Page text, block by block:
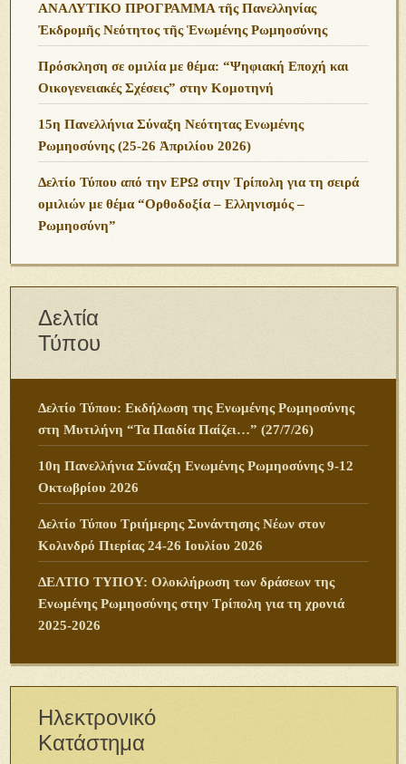
ΑΝΑΛΥΤΙΚΟ ΠΡΟΓΡΑΜΜΑ τῆς Πανελληνίας
Ἐκδρομῆς Νεότητος τῆς Ἑνωμένης Ρωμηοσύνης
Πρόσκληση σε ομιλία με θέμα: “Ψηφιακή Εποχή και
Οικογενειακές Σχέσεις” στην Κομοτηνή
15η Πανελλήνια Σύναξη Νεότητας Ενωμένης
Ρωμηοσύνης (25-26 Ἀπριλίου 2026)
Δελτίο Τύπου από την ΕΡΩ στην Τρίπολη για τη σειρά
ομιλιών με θέμα “Ορθοδοξία – Ελληνισμός –
Ρωμηοσύνη”
Δελτία
Τύπου
Δελτίο Τύπου: Εκδήλωση της Ενωμένης Ρωμηοσύνης
στη Μυτιλήνη “Τα Παιδία Παίζει…” (27/7/26)
10η Πανελλήνια Σύναξη Ενωμένης Ρωμηοσύνης 9-12
Οκτωβρίου 2026
Δελτίο Τύπου Τριήμερης Συνάντησης Νέων στον
Κολινδρό Πιερίας 24-26 Ιουλίου 2026
ΔΕΛΤΙΟ ΤΥΠΟΥ: Ολοκλήρωση των δράσεων της
Ενωμένης Ρωμηοσύνης στην Τρίπολη για τη χρονιά
2025-2026
Ηλεκτρονικό
Κατάστημα